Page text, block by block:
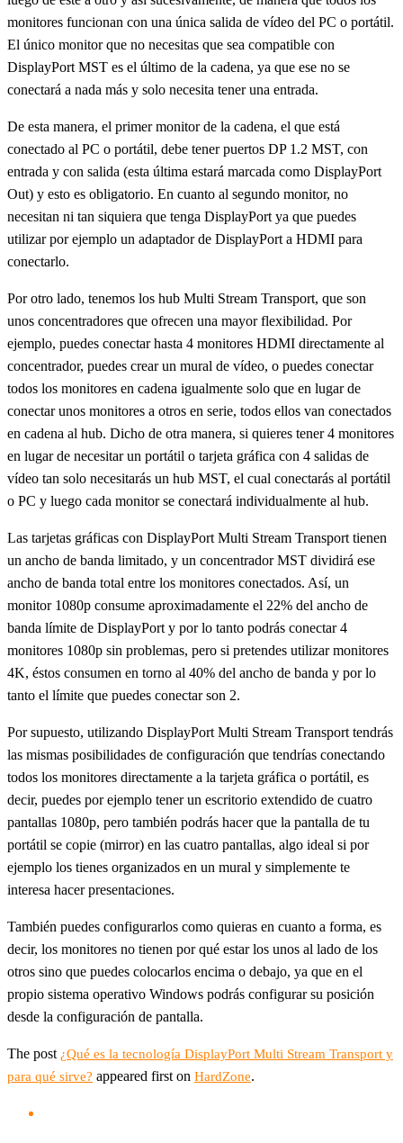
monitores funcionan con una única salida de vídeo del PC o portátil.
El único monitor que no necesitas que sea compatible con
DisplayPort MST es el último de la cadena, ya que ese no se
conectará a nada más y solo necesita tener una entrada.
De esta manera, el primer monitor de la cadena, el que está
conectado al PC o portátil, debe tener puertos DP 1.2 MST, con
entrada y con salida (esta última estará marcada como DisplayPort
Out) y esto es obligatorio. En cuanto al segundo monitor, no
necesitan ni tan siquiera que tenga DisplayPort ya que puedes
utilizar por ejemplo un adaptador de DisplayPort a HDMI para
conectarlo.
Por otro lado, tenemos los hub Multi Stream Transport, que son
unos concentradores que ofrecen una mayor flexibilidad. Por
ejemplo, puedes conectar hasta 4 monitores HDMI directamente al
concentrador, puedes crear un mural de vídeo, o puedes conectar
todos los monitores en cadena igualmente solo que en lugar de
conectar unos monitores a otros en serie, todos ellos van conectados
en cadena al hub. Dicho de otra manera, si quieres tener 4 monitores
en lugar de necesitar un portátil o tarjeta gráfica con 4 salidas de
vídeo tan solo necesitarás un hub MST, el cual conectarás al portátil
o PC y luego cada monitor se conectará individualmente al hub.
Las tarjetas gráficas con DisplayPort Multi Stream Transport tienen
un ancho de banda limitado, y un concentrador MST dividirá ese
ancho de banda total entre los monitores conectados. Así, un
monitor 1080p consume aproximadamente el 22% del ancho de
banda límite de DisplayPort y por lo tanto podrás conectar 4
monitores 1080p sin problemas, pero si pretendes utilizar monitores
4K, éstos consumen en torno al 40% del ancho de banda y por lo
tanto el límite que puedes conectar son 2.
Por supuesto, utilizando DisplayPort Multi Stream Transport tendrás
las mismas posibilidades de configuración que tendrías conectando
todos los monitores directamente a la tarjeta gráfica o portátil, es
decir, puedes por ejemplo tener un escritorio extendido de cuatro
pantallas 1080p, pero también podrás hacer que la pantalla de tu
portátil se copie (mirror) en las cuatro pantallas, algo ideal si por
ejemplo los tienes organizados en un mural y simplemente te
interesa hacer presentaciones.
También puedes configurarlos como quieras en cuanto a forma, es
decir, los monitores no tienen por qué estar los unos al lado de los
otros sino que puedes colocarlos encima o debajo, ya que en el
propio sistema operativo Windows podrás configurar su posición
desde la configuración de pantalla.
The post ¿Qué es la tecnología DisplayPort Multi Stream Transport y
para qué sirve? appeared first on HardZone.